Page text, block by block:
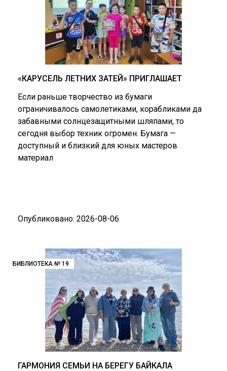
«КАРУСЕЛЬ ЛЕТНИХ ЗАТЕЙ» ПРИГЛАШАЕТ
Если раньше творчество из бумаги
ограничивалось самолетиками, корабликами да
забавными солнцезащитными шляпами, то
сегодня выбор техник огромен. Бумага —
доступный и близкий для юных мастеров
материал
Опубликовано: 2026-08-06
БИБЛИОТЕКА № 19
ГАРМОНИЯ СЕМЬИ НА БЕРЕГУ БАЙКАЛА